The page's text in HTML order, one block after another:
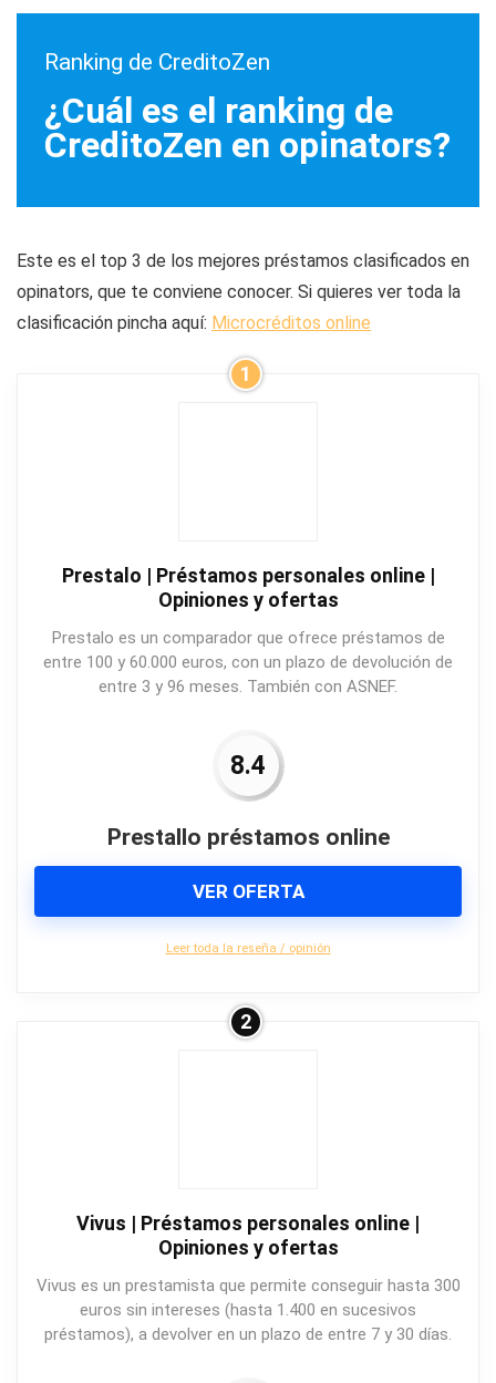
Ranking de CreditoZen
¿Cuál es el ranking de
CreditoZen en opinators?
Este es el top 3 de los mejores préstamos clasificados en
opinators, que te conviene conocer. Si quieres ver toda la
clasificación pincha aquí: Microcréditos online
1
Prestalo | Préstamos personales online |
Opiniones y ofertas
Prestalo es un comparador que ofrece préstamos de
entre 100 y 60.000 euros, con un plazo de devolución de
entre 3 y 96 meses. También con ASNEF.
8.4
Prestallo préstamos online
VER OFERTA
Leer toda la reseña / opinión
2
Vivus | Préstamos personales online |
Opiniones y ofertas
Vivus es un prestamista que permite conseguir hasta 300
euros sin intereses (hasta 1.400 en sucesivos
préstamos), a devolver en un plazo de entre 7 y 30 días.